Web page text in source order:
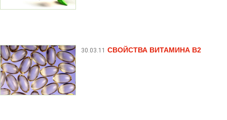
30.03.11 СВОЙСТВА ВИТАМИНА B2